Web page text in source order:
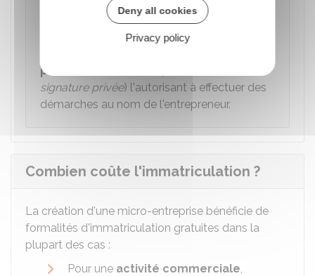
Si la personne qui réalise la formalité
d'immatriculation n'est pas l'entrepreneur, elle
pouvoir
signature privée) l'autorisant à effectuer des
démarches au nom de l'entrepreneur.
Combien coûte l'immatriculation ?
La création d'une micro-entreprise bénéficie de
formalités d'immatriculation gratuites dans la
plupart des cas :
Pour une activité commerciale,
Deny all cookies
Privacy policy